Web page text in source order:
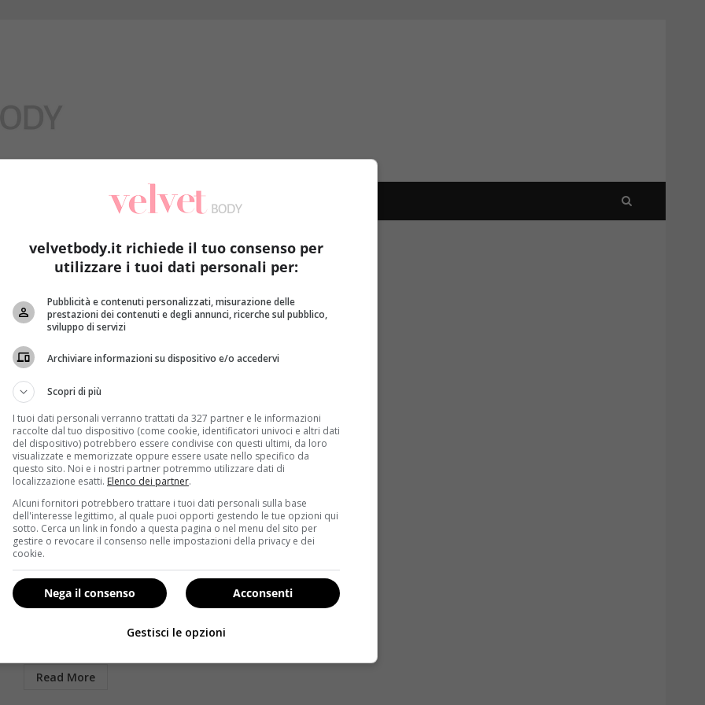
Esercizi in palestra Fitness
Aeroboxe: dimagrire e tonificare gambe e glutei
entro l’estate
Redazione 8 Aprile 2014
“Riuscirò a dimagrire in fretta tonificando gambe e
glutei entro l’estate?” È forse questa la domanda
Read More
velvetbody.it richiede il tuo consenso per
utilizzare i tuoi dati personali per:
Pubblicità e contenuti personalizzati, misurazione delle
prestazioni dei contenuti e degli annunci, ricerche sul pubblico,
sviluppo di servizi
Archiviare informazioni su dispositivo e/o accedervi
Scopri di più
I tuoi dati personali verranno trattati da 327 partner e le informazioni
raccolte dal tuo dispositivo (come cookie, identificatori univoci e altri dati
del dispositivo) potrebbero essere condivise con questi ultimi, da loro
visualizzate e memorizzate oppure essere usate nello specifico da
questo sito. Noi e i nostri partner potremmo utilizzare dati di
localizzazione esatti. Elenco dei partner.
Alcuni fornitori potrebbero trattare i tuoi dati personali sulla base
dell'interesse legittimo, al quale puoi opporti gestendo le tue opzioni qui
sotto. Cerca un link in fondo a questa pagina o nel menu del sito per
gestire o revocare il consenso nelle impostazioni della privacy e dei
cookie.
Acconsenti
Nega il consenso
Gestisci le opzioni